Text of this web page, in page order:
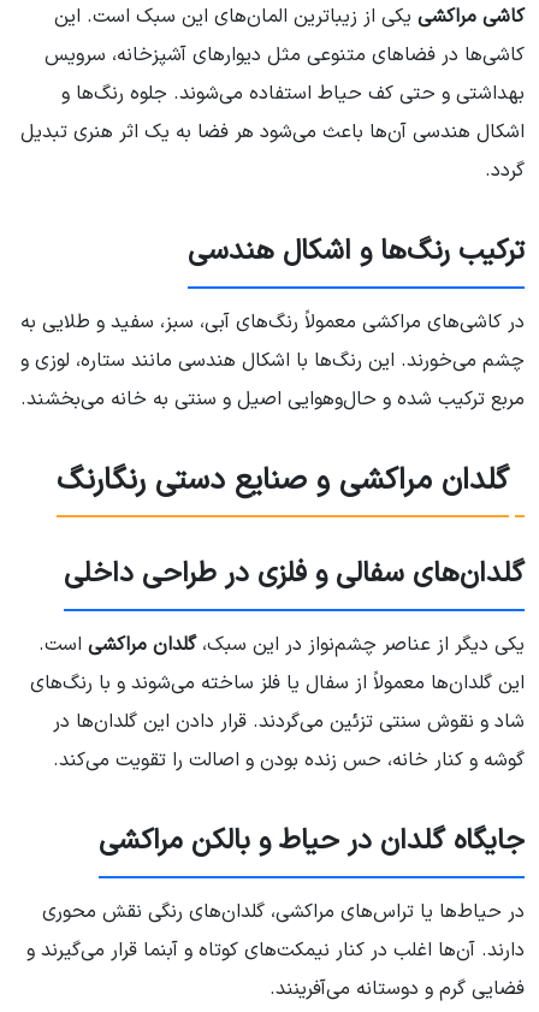
کاشی مراکشی یکی از زیباترین المان‌های این سبک است. این
کاشی‌ها در فضاهای متنوعی مثل دیوارهای آشپزخانه، سرویس
بهداشتی و حتی کف حیاط استفاده می‌شوند. جلوه رنگ‌ها و
اشکال هندسی آن‌ها باعث می‌شود هر فضا به یک اثر هنری تبدیل
گردد.
ترکیب رنگ‌ها و اشکال هندسی
در کاشی‌های مراکشی معمولاً رنگ‌های آبی، سبز، سفید و طلایی به
چشم می‌خورند. این رنگ‌ها با اشکال هندسی مانند ستاره، لوزی و
مربع ترکیب شده و حال‌وهوایی اصیل و سنتی به خانه می‌بخشند.
گلدان مراکشی و صنایع دستی رنگارنگ
گلدان‌های سفالی و فلزی در طراحی داخلی
یکی دیگر از عناصر چشم‌نواز در این سبک،گلدان مراکشی است.
این گلدان‌ها معمولاً از سفال یا فلز ساخته می‌شوند و با رنگ‌های
شاد و نقوش سنتی تزئین می‌گردند. قرار دادن این گلدان‌ها در
گوشه و کنار خانه، حس زنده بودن و اصالت را تقویت می‌کند.
جایگاه گلدان در حیاط و بالکن مراکشی
در حیاط‌ها یا تراس‌های مراکشی، گلدان‌های رنگی نقش محوری
دارند. آن‌ها اغلب در کنار نیمکت‌های کوتاه و آبنما قرار می‌گیرند و
فضایی گرم و دوستانه می‌آفرینند.